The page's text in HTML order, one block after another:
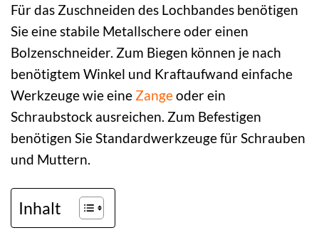
Für das Zuschneiden des Lochbandes benötigen
Sie eine stabile Metallschere oder einen
Bolzenschneider. Zum Biegen können je nach
benötigtem Winkel und Kraftaufwand einfache
Werkzeuge wie eine Zangeoder ein
Schraubstock ausreichen. Zum Befestigen
benötigen Sie Standardwerkzeuge für Schrauben
und Muttern.
Inhalt